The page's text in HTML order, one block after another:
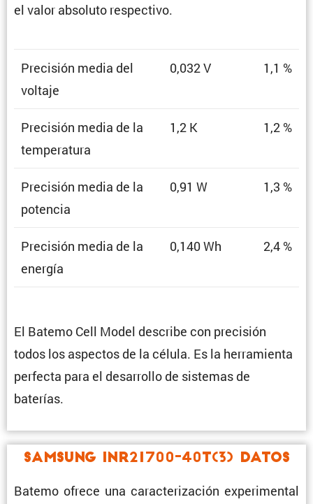
el valor absoluto respectivo.
Preci­sión media del
voltaje
0,032 V 1,1 %
Preci­sión media de la
temperatura
1,2 K 1,2 %
Preci­sión media de la
potencia
0,91 W 1,3 %
Preci­sión media de la
energía
0,140 Wh 2,4 %
El Batemo Cell Model describe con preci­sión
todos los aspectos de la célula. Es la herra­mienta
perfecta para el desarrollo de sistemas de
baterías.
Samsung INR21700-40T(3) Datos
Batemo ofrece una carac­te­ri­za­ción experi­mental